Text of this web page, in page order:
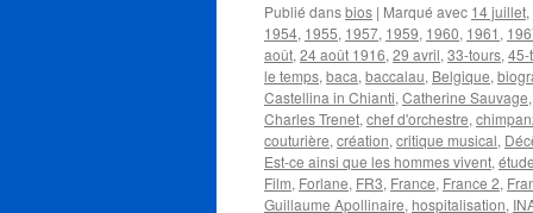
Publié dansbios | Marqué avec 14 juillet,
1954, 1955, 1957, 1959, 1960, 1961 ,
août, 24 août 1916, 29 avril, 33-tours, 45-
le temps, baca, baccalau, Belgique,
Castellina in Chianti, Catherine Sauvage,
Charles Trenet, chef d'orchestre,
couturière, création, critique musical,
Est-ce ainsi que les hommes vivent,
Film, Forlane, FR3, France, France 2,
Guillaume Apollinaire, hospitalisation,